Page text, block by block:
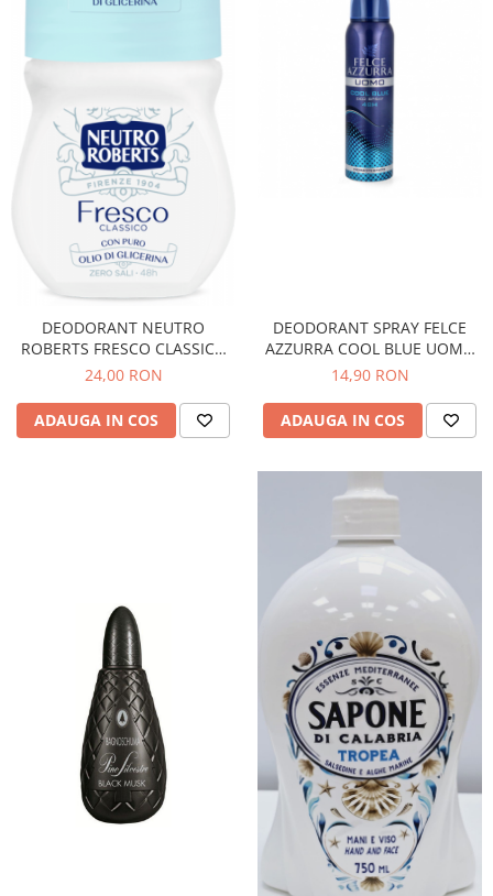
DEODORANT NEUTRO
ROBERTS FRESCO CLASSICO
50ML
24,00 RON
ADAUGA IN COS
DEODORANT SPRAY FELCE
AZZURRA COOL BLUE UOMO
150ML
14,90 RON
ADAUGA IN COS